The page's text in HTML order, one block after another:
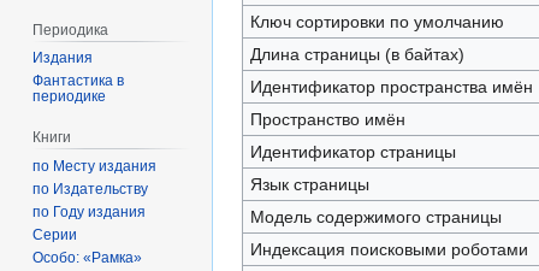
Ключ сортировки по умолчанию
Длина страницы (в байтах)
Идентификатор пространства имён
Пространство имён
Идентификатор страницы
Язык страницы
Модель содержимого страницы
Индексация поисковыми роботами
Периодика
Издания
Фантастика в
периодике
Книги
по Месту издания
по Издательству
по Году издания
Серии
Особо: «Рамка»